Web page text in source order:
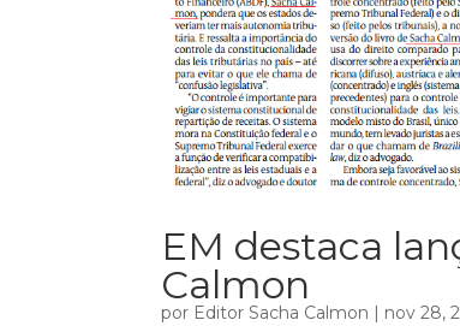
EM destaca
Calmon
por Editor Sacha Calmon nov 28,